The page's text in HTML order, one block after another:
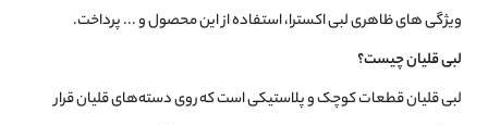
ویژگی های ظاهری لبی اکسترا، استفاده از این محصول و ... پرداخت.
لبی قلیان چیست؟
لبی قلیان قطعات کوچک و پلاستیکی است که روی دسته‌های قلیان قرار